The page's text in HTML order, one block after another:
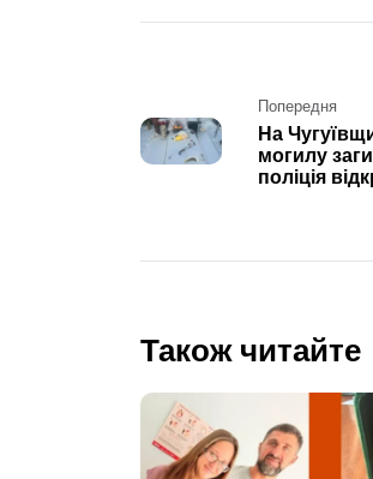
Post
navigation
Попередня
На
могилу
поліція
Також читайте